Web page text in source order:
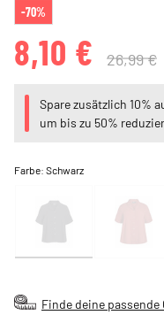
-70%
8,10 € 26,99 €
Spare zusätzlich 10%
um bis zu 50%
Farbe:Schwarz
Finde deine passende